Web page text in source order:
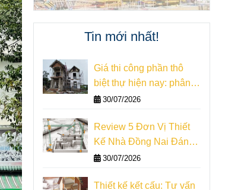
Tin mới nhất!
Giá thi công phần thô
biệt thự hiện nay: phân
tích thực tế
30/07/2026
Review 5 Đơn Vị Thiết
Kế Nhà Đồng Nai Đáng
Tham Khảo
30/07/2026
Thiết kế kết cấu: Tư vấn